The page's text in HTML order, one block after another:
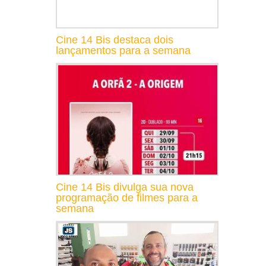
Cine 14 Bis destaca dois
lançamentos para a semana
Cine 14 Bis divulga sua nova
programação de filmes para a
semana